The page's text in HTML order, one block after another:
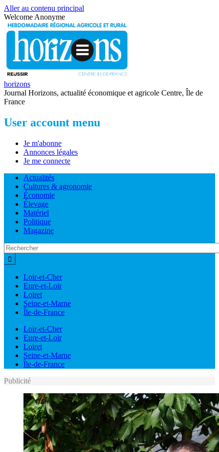
Aller au contenu principal
Welcome Anonyme
horizons
Journal Horizons, actualité économique et agricole Centre, Île de
France
User account menu
Je m'abonne
Annonces légales
Je me connecte
Actualités
Cultures & agronomie
Économie
Élevage
Matériel
Politique
Magazine
Loir-et-Cher
Eure-et-Loir
Loiret
Seine-et-Marne
Île-de-France
Loir-et-Cher
Eure-et-Loir
Loiret
Seine-et-Marne
Île-de-France
Publicité